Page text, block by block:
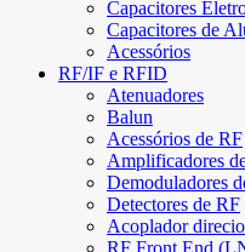
Capacitores
Capacitores de
Acessórios
RF/IF e RFID
Atenuadores
Balun
Acessórios de RF
Amplificadores
Demoduladores
Detectores de RF
Acoplador
RF Front End